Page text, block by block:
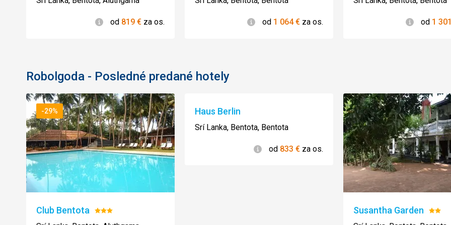
Informácie
od 819 € za os. Informácie
od 1 064€ za os. Informácie
od 1 301
Robolgoda - Posledné predané hotely
-29%
Club Bentota Hodnotenie:
3/5
Haus Berlin
Srí Lanka, Bentota, Bentota
Informácie
od 833 € za os.
Susantha Garden
2/5